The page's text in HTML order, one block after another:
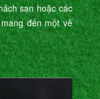
sạn hoặc các
đến một vẻ